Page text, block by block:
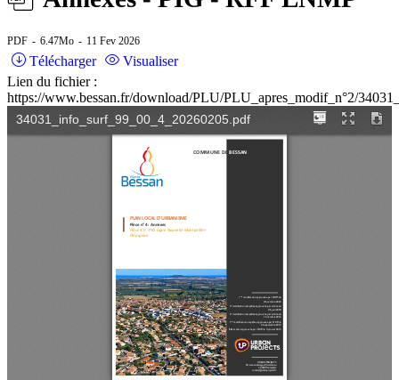
PDF 6.47Mo 11 Fev 2026
Télécharger
Visualiser
Lien du fichier :
https://www.bessan.fr/download/PLU/PLU_apres_modif_n°2/